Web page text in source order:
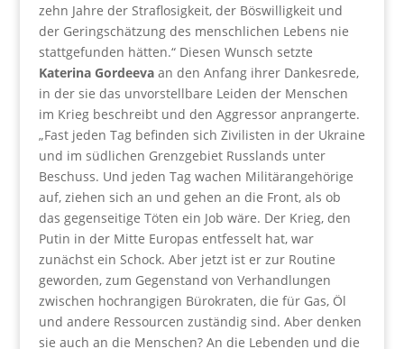
zehn Jahre der Straflosigkeit, der Böswilligkeit und
der Geringschätzung des menschlichen Lebens nie
stattgefunden hätten.“ Diesen Wunsch setzte
Katerina Gordeevaan den Anfang ihrer Dankesrede,
in der sie das unvorstellbare Leiden der Menschen
im Krieg beschreibt und den Aggressor anprangerte.
„Fast jeden Tag befinden sich Zivilisten in der Ukraine
und im südlichen Grenzgebiet Russlands unter
Beschuss. Und jeden Tag wachen Militärangehörige
auf, ziehen sich an und gehen an die Front, als ob
das gegenseitige Töten ein Job wäre. Der Krieg, den
Putin in der Mitte Europas entfesselt hat, war
zunächst ein Schock. Aber jetzt ist er zur Routine
geworden, zum Gegenstand von Verhandlungen
zwischen hochrangigen Bürokraten, die für Gas, Öl
und andere Ressourcen zuständig sind. Aber denken
sie auch an die Menschen? An die Lebenden und die